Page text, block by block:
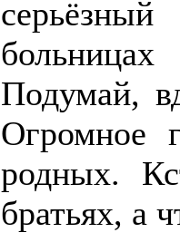
Подумай,
Огромное
родных.
братьях, а